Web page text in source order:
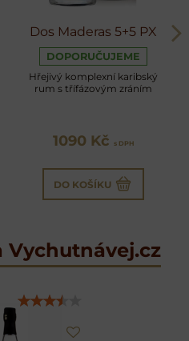
Dos Maderas 5+5 PX
DOPORUČUJEME
Hřejivý komplexní karibský
rum s třífázovým zráním
1090 Kč s DPH
DO KOŠÍKU
Vychutnávej.cz